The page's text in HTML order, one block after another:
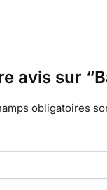
avis sur
obligatoires